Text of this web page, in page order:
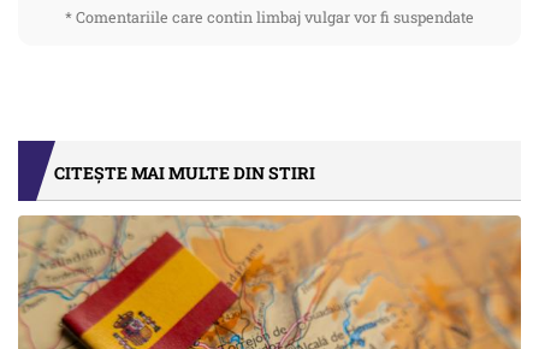
* Comentariile care contin limbaj vulgar vor fi suspendate
CITEȘTE MAI MULTE DIN STIRI